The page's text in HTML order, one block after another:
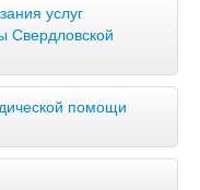
услуг
Свердловской
помощи